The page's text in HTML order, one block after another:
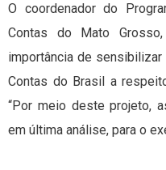
O coordenador do
Contas do Mato
importância de
Contas do Brasil a
“Por meio deste projeto,
em última análise, para o